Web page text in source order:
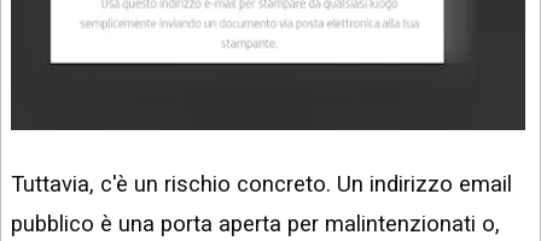
Tuttavia, c'è un rischio concreto. Un indirizzo email
pubblico è una porta aperta per malintenzionati o,